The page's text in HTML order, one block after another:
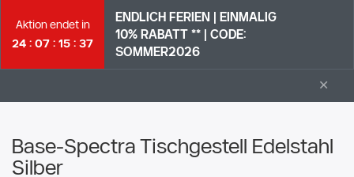
Aktion endet in
24
07 15 36
ENDLICH FERIEN | EI NMALIG
10% RABATT ** | CODE:
SOMMER2026
×
Base-Spectra Tischgestell Edelstahl
Silber